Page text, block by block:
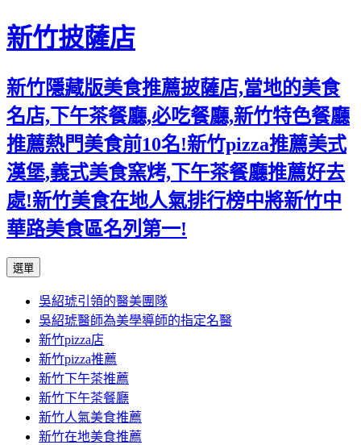
新竹披薩店
新竹隱藏版美食推薦披薩店,當地的美食
名店,下午茶餐廳,必吃餐廳,新竹特色餐廳
推薦熱門美食前10名!新竹pizza推薦美式
漢堡,義式美食窯烤,下午茶餐廳推薦好去
處!新竹美食在地人氣排行榜中將新竹中
華路美食區名列第一!
選單
主
要
內
容
吳紹琥引領的醫美團隊
吳紹琥醫師為美學導師的指定名醫
新竹pizza店
新竹pizza推薦
新竹下午茶推薦
新竹下午茶餐廳
新竹人氣美食推薦
新竹在地美食推薦